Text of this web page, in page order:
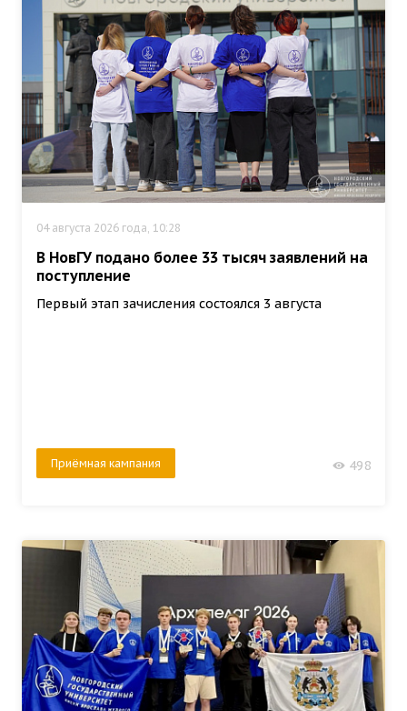
04 августа 2026 года, 10:28
В НовГУ подано более 33 тысяч заявлений на
поступление
Первый этап зачисления состоялся 3 августа
Приёмная кампания 498